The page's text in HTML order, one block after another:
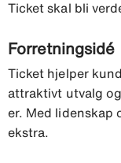
Ticket skal bli
Forretningsidé
Ticket hjelper
attraktivt utvalg
er. Med lidenskap
ekstra.